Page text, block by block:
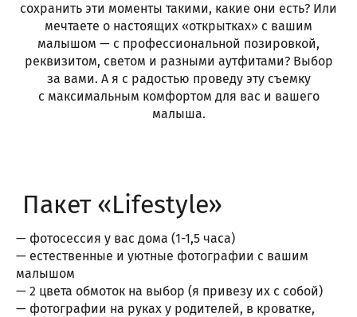
сохранить эти моменты такими, какие они есть? Или
мечтаете о настоящих «открытках» с вашим
малышом — с профессиональной позировкой,
реквизитом, светом и разными аутфитами? Выбор
за вами. А я с радостью проведу эту съемку
с максимальным комфортом для вас и вашего
малыша.
Пакет «Lifestyle»
— фотосессия у вас дома (1-1,5 часа)
— естественные и уютные фотографии с вашим
малышом
— 2 цвета обмоток на выбор (я привезу их с собой)
— фотографии на руках у родителей, в кроватке,